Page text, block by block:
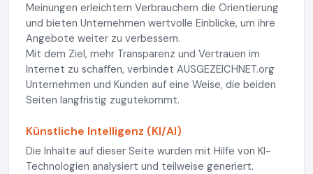
Meinungen erleichtern Verbrauchern die Orientierung
und bieten Unternehmen wertvolle Einblicke, um ihre
Angebote weiter zu verbessern.
Mit dem Ziel, mehr Transparenz und Vertrauen im
Internet zu schaffen, verbindet AUSGEZEICHNET.org
Unternehmen und Kunden auf eine Weise, die beiden
Seiten langfristig zugutekommt.
Künstliche Intelligenz (KI/AI)
Die Inhalte auf dieser Seite wurden mit Hilfe von KI-
Technologien analysiert und teilweise generiert.